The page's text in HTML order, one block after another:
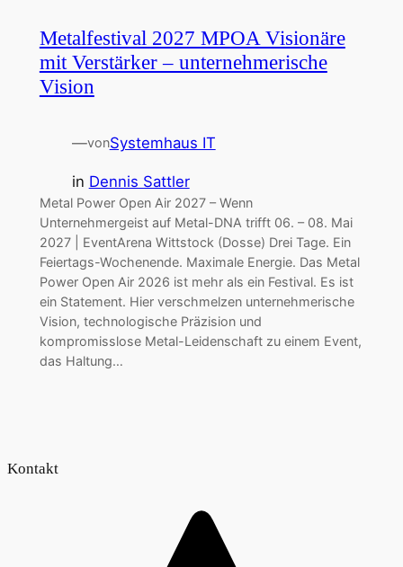
Metalfestival 2027 MPOA Visionäre
mit Verstärker – unternehmerische
Vision
—vonSystemhaus IT
in Dennis Sattler
Metal Power Open Air 2027 – Wenn
Unternehmergeist auf Metal-DNA trifft 06. – 08. Mai
2027 | EventArena Wittstock (Dosse) Drei Tage. Ein
Feiertags-Wochenende. Maximale Energie. Das Metal
Power Open Air 2026 ist mehr als ein Festival. Es ist
ein Statement. Hier verschmelzen unternehmerische
Vision, technologische Präzision und
kompromisslose Metal-Leidenschaft zu einem Event,
das Haltung…
Kontakt